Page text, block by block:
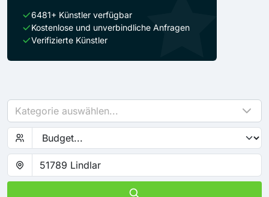
6481+ Künstler verfügbar
Kostenlose und unverbindliche Anfragen
Verifizierte Künstler
Kategorie auswählen...